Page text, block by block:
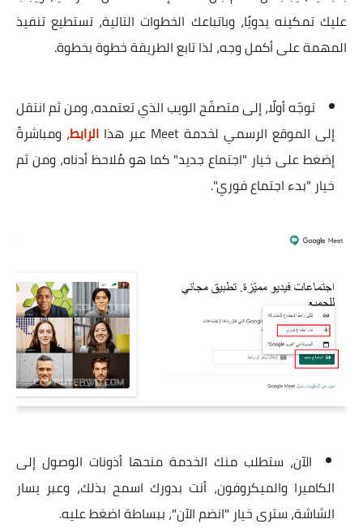
عليك تمكينه يدويًا، وباتباعك الخطوات التالية، تستطيع تنفيذ
المهمة على أكمل وجه، لذا تابع الطريقة خطوة بخطوة.
توجّه أولًا، إلى متصفّح الويب الذي تعتمده، ومن ثم انتقل
إلى الموقع الرسمي لخدمة Meet عبر هذا
الرابط، ومباشرةً
إضغط على خيار "اجتماع جديد" كما هو مُلاحظ أدناه، ومن ثم
خيار "بدء اجتماع فوري".
الآن، ستطلب منك الخدمة منحها أذونات الوصول إلى
الكاميرا والميكروفون، أنت بدورك اسمح بذلك، وعبر يسار
الشاشة، سترى خيار "انضم الآن"، ببساطة اضغط عليه.